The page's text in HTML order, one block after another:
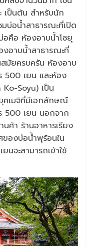
เป็นต้น สำหรับนัก
มบ่อน้ำสาธารณะที่เปิด
อคือ ห้องอาบน้ำโซยุ
อาบน้ำสาธารณะที่
มัยครบครัน ห้องอาบ
500 เยน และห้อง
Soyu) เป็น
คเมจิที่มีเอกลักษณ์
500 เยน นอกจาก
ค้า ร้านอาหารเรียง
ของบ่อน้ำพุร้อนใน
จะสามารถเข้าใช้